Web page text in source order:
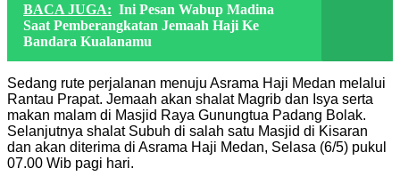
BACA JUGA: Ini Pesan Wabup Madina
Saat Pemberangkatan Jemaah Haji Ke
Bandara Kualanamu
Sedang rute perjalanan menuju Asrama Haji Medan melalui
Rantau Prapat. Jemaah akan shalat Magrib dan Isya serta
makan malam di Masjid Raya Gunungtua Padang Bolak.
Selanjutnya shalat Subuh di salah satu Masjid di Kisaran
dan akan diterima di Asrama Haji Medan, Selasa (6/5) pukul
07.00 Wib pagi hari.